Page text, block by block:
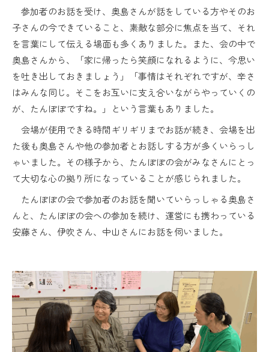
参加者のお話を受け、奥島さんが話をしている方やそのお
子さんの今できていること、素敵な部分に焦点を当て、それ
を言葉にして伝える場面も多くありました。また、会の中で
奥島さんから、「家に帰ったら笑顔になれるように、今思い
を吐き出しておきましょう」「事情はそれぞれですが、辛さ
はみんな同じ。そこをお互いに支え合いながらやっていくの
が、たんぽぽですね。」という言葉もありました。
会場が使用できる時間ギリギリまでお話が続き、会場を出
た後も奥島さんや他の参加者とお話しする方が多くいらっし
ゃいました。その様子から、たんぽぽの会がみなさんにとっ
て大切な心の拠り所になっていることが感じられました。
たんぽぽの会で参加者のお話を聞いていらっしゃる奥島さ
んと、たんぽぽの会への参加を続け、運営にも携わっている
安藤さん、伊吹さん、中山さんにお話を伺いました。